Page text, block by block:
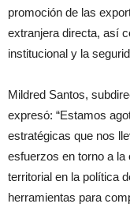
promoción de las
extranjera directa, así
institucional y la
Mildred Santos,
expresó: “Estamos
estratégicas que nos
esfuerzos en torno a
territorial en la política
herramientas para